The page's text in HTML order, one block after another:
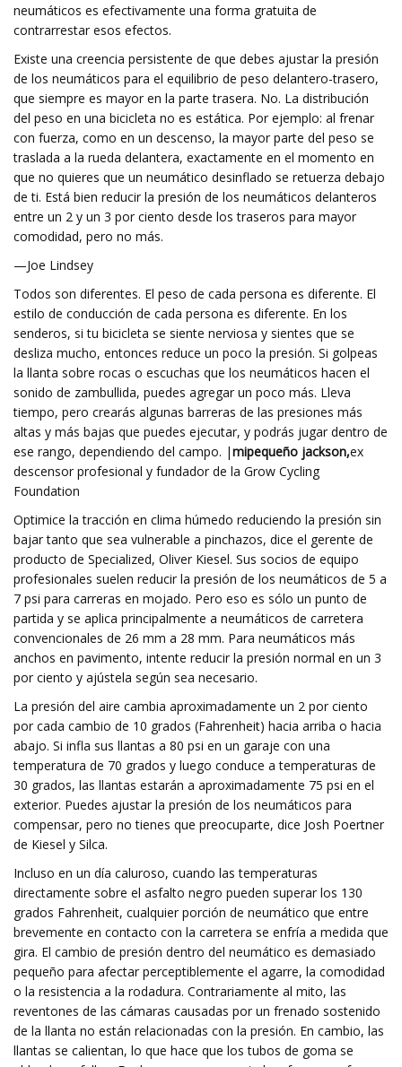
neumáticos es efectivamente una forma gratuita de
contrarrestar esos efectos.
Existe una creencia persistente de que debes ajustar la presión
de los neumáticos para el equilibrio de peso delantero-trasero,
que siempre es mayor en la parte trasera. No. La distribución
del peso en una bicicleta no es estática. Por ejemplo: al frenar
con fuerza, como en un descenso, la mayor parte del peso se
traslada a la rueda delantera, exactamente en el momento en
que no quieres que un neumático desinflado se retuerza debajo
de ti. Está bien reducir la presión de los neumáticos delanteros
entre un 2 y un 3 por ciento desde los traseros para mayor
comodidad, pero no más.
—Joe Lindsey
Todos son diferentes. El peso de cada persona es diferente. El
estilo de conducción de cada persona es diferente. En los
senderos, si tu bicicleta se siente nerviosa y sientes que se
desliza mucho, entonces reduce un poco la presión. Si golpeas
la llanta sobre rocas o escuchas que los neumáticos hacen el
sonido de zambullida, puedes agregar un poco más. Lleva
tiempo, pero crearás algunas barreras de las presiones más
altas y más bajas que puedes ejecutar, y podrás jugar dentro de
ese rango, dependiendo del campo. |mipequeño jackson,ex
descensor profesional y fundador de la Grow Cycling
Foundation
Optimice la tracción en clima húmedo reduciendo la presión sin
bajar tanto que sea vulnerable a pinchazos, dice el gerente de
producto de Specialized, Oliver Kiesel. Sus socios de equipo
profesionales suelen reducir la presión de los neumáticos de 5 a
7 psi para carreras en mojado. Pero eso es sólo un punto de
partida y se aplica principalmente a neumáticos de carretera
convencionales de 26 mm a 28 mm. Para neumáticos más
anchos en pavimento, intente reducir la presión normal en un 3
por ciento y ajústela según sea necesario.
La presión del aire cambia aproximadamente un 2 por ciento
por cada cambio de 10 grados (Fahrenheit) hacia arriba o hacia
abajo. Si infla sus llantas a 80 psi en un garaje con una
temperatura de 70 grados y luego conduce a temperaturas de
30 grados, las llantas estarán a aproximadamente 75 psi en el
exterior. Puedes ajustar la presión de los neumáticos para
compensar, pero no tienes que preocuparte, dice Josh Poertner
de Kiesel y Silca.
Incluso en un día caluroso, cuando las temperaturas
directamente sobre el asfalto negro pueden superar los 130
grados Fahrenheit, cualquier porción de neumático que entre
brevemente en contacto con la carretera se enfría a medida que
gira. El cambio de presión dentro del neumático es demasiado
pequeño para afectar perceptiblemente el agarre, la comodidad
o la resistencia a la rodadura. Contrariamente al mito, las
reventones de las cámaras causadas por un frenado sostenido
de la llanta no están relacionadas con la presión. En cambio, las
llantas se calientan, lo que hace que los tubos de goma se